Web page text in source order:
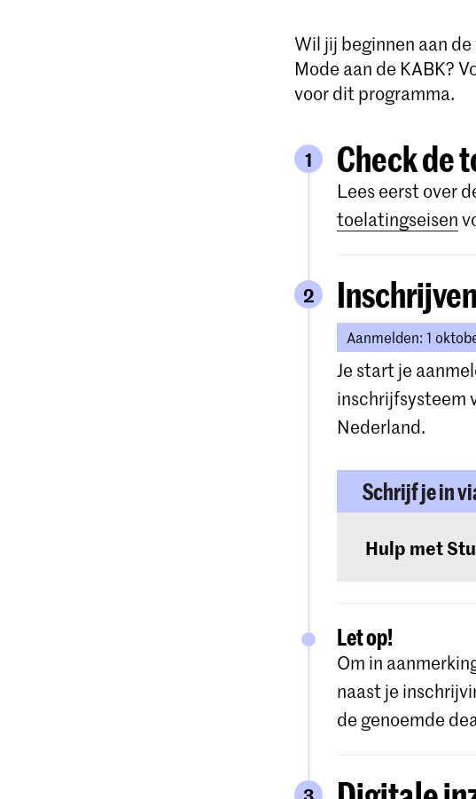
Wil jij beginnen aan
Mode aan de KABK?
voor dit programma.
1 Check de
Lees eerst over
toelatingseisen
2
Aanmelden: 1
Je start je
inschrijfsysteem
Nederland.
Schrijf je in
Hulp met
website van
Let op!
Om in
naast je
de genoemde